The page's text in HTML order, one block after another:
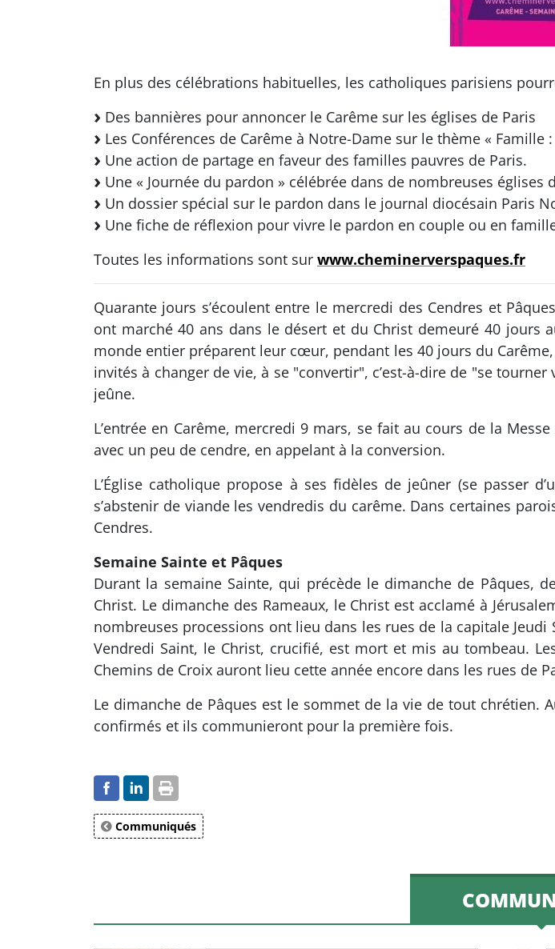
En plus des célébrations habituelles, les catholiques parisiens
Des bannières pour annoncer le Carême sur les églises de Paris
Les Conférences de Carême à Notre-Dame sur le thème « Famille
Une action de partage en faveur des familles pauvres de Paris.
Une « Journée du pardon » célébrée dans de nombreuses églises
Un dossier spécial sur le pardon dans le journal diocésain Paris
Une fiche de réflexion pour vivre le pardon en couple ou en
Toutes les informations sont sur www.cheminerverspaques.fr
Quarante jours s’écoulent entre le mercredi des Cendres et
ont marché 40 ans dans le désert et du Christ demeuré 40
monde entier préparent leur cœur, pendant les 40 jours du
invités à changer de vie, à se "convertir", c’est-à-dire de "se
jeûne.
L’entrée en Carême, mercredi 9 mars, se fait au cours de la
avec un peu de cendre, en appelant à la conversion.
L’Église catholique propose à ses fidèles de jeûner (se passer
s’abstenir de viande les vendredis du carême. Dans certaines
Cendres.
Semaine Sainte et Pâques
Durant la semaine Sainte, qui précède le dimanche de Pâques,
Christ. Le dimanche des Rameaux, le Christ est acclamé à
nombreuses processions ont lieu dans les rues de la capitale
Vendredi Saint, le Christ, crucifié, est mort et mis au tombeau.
Chemins de Croix auront lieu cette année encore dans les rues de
Le dimanche de Pâques est le sommet de la vie de tout chrétien.
confirmés et ils communieront pour la première fois.
Communiqués